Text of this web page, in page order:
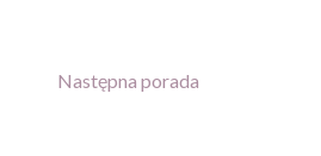
Następna porada